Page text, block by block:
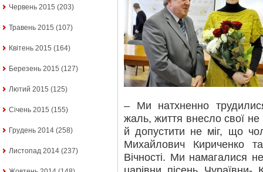
Червень 2015 (203)
Травень 2015 (107)
Квітень 2015 (164)
Березень 2015 (127)
Лютий 2015 (125)
Січень 2015 (155)
Грудень 2014 (258)
Листопад 2014 (237)
– Ми натхненно
жаль, життя внесло свої не
й допустити не міг, що
Михайлович Кириченко
Вічності. Ми намагалися